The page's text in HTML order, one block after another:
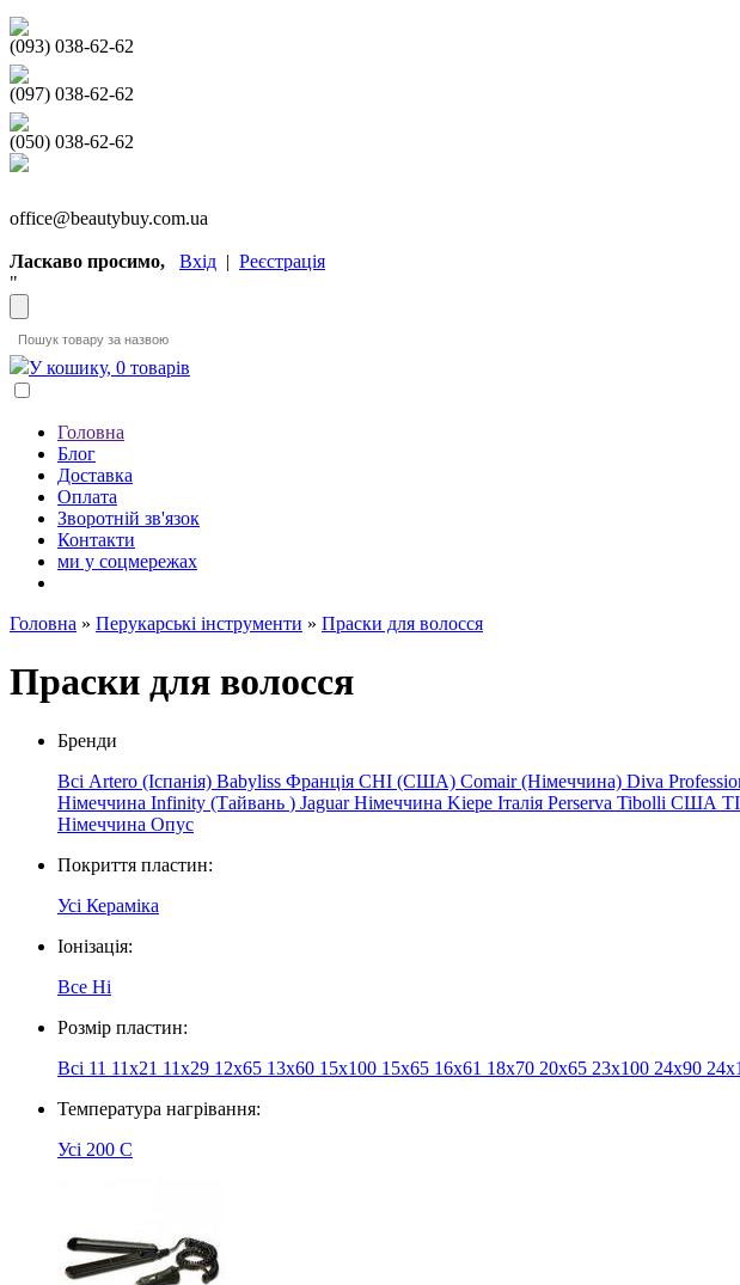
(093) 038-62-62
(097) 038-62-62
(050) 038-62-62
office@beautybuy.com.ua
Ласкаво просимо, Вхід | Реєстрація
"
У кошику, 0 товарів
Головна
Блог
Доставка
Оплата
Зворотній зв'язок
Контакти
ми у соцмережах
Головна » Перукарські інструменти » Праски для волосся
Праски для волосся
Бренди
Всі Artero (Іспанія) Babyliss Франція CHI (США) Comair (Німеччина) Diva
Німеччина Infinity (Тайвань ) JaguarНімеччина Kiepe Італія Perserva Tibolli США
Німеччина Опус
Покриття пластин:
Усі Кераміка
Іонізація:
Все Ні
Розмір пластин:
Всі 11 11х21 11х29 12x65 13x60 15x100 15x65 16x61 18x70 20х65 23x100 24x90
Температура нагрівання:
Усі 200 C